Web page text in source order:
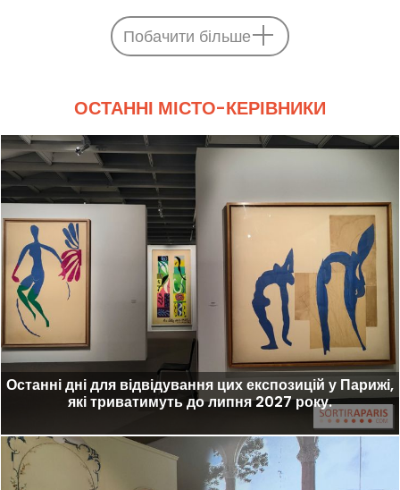
Побачити більше
ОСТАННІ МІСТО-КЕРІВНИКИ
Останні дні для відвідування цих експозицій у Парижі,
які триватимуть до липня 2027 року.